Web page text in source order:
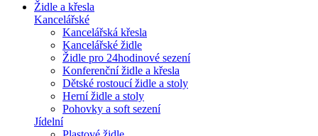
Židle a křesla
Kancelářské
Kancelářská křesla
Kancelářské židle
Židle pro 24hodinové sezení
Konferenční židle a křesla
Dětské rostoucí židle a stoly
Herní židle a stoly
Pohovky a soft sezení
Jídelní